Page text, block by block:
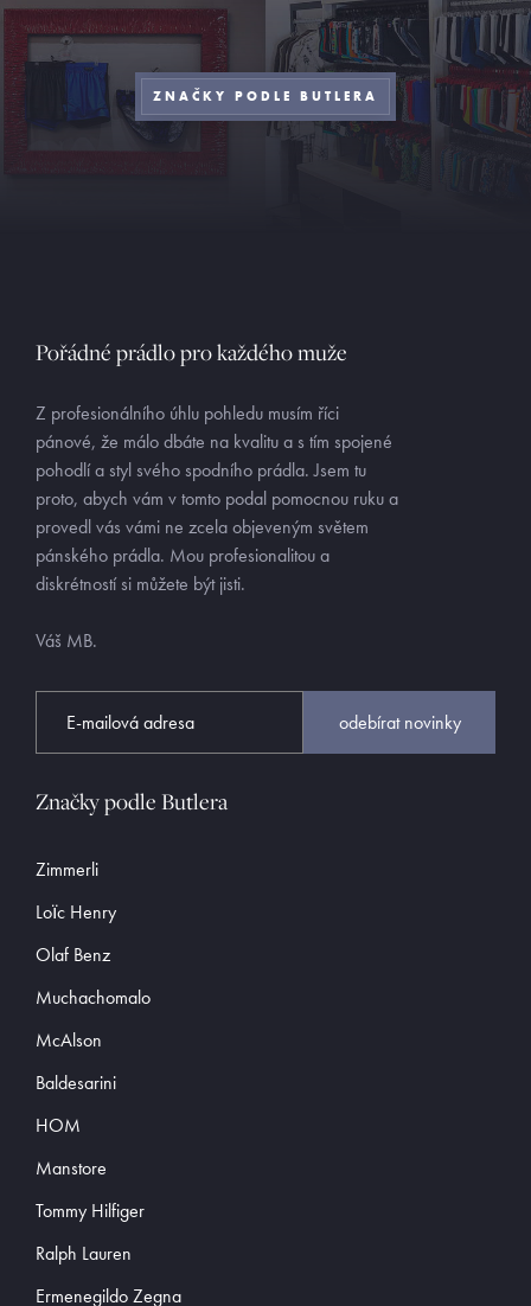
ZNAČKY PODLE BUTLERA
Pořádné prádlo pro každého muže
Z profesionálního úhlu pohledu musím říci
pánové, že málo dbáte na kvalitu a s tím spojené
pohodlí a styl svého spodního prádla. Jsem tu
proto, abych vám v tomto podal pomocnou ruku a
provedl vás vámi ne zcela objeveným světem
pánského prádla. Mou profesionalitou a
diskrétností si můžete být jisti.
Váš MB.
odebírat novinky
Značky podle Butlera
Zimmerli
Loïc Henry
Olaf Benz
Muchachomalo
McAlson
Baldesarini
HOM
Manstore
Tommy Hilfiger
Ralph Lauren
Ermenegildo Zegna